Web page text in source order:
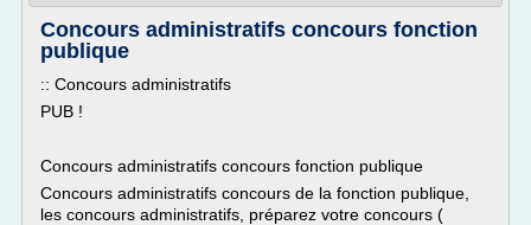
Concours administratifs concours fonction
publique
:: Concours administratifs
PUB !
Concours administratifs concours fonction publique
Concours administratifs concours de la fonction publique,
les concours administratifs, préparez votre concours (